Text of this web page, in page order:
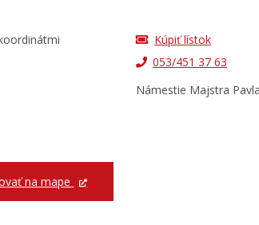
na mape
Kúpiť lístok
053/451 37 63
Námestie Majstra